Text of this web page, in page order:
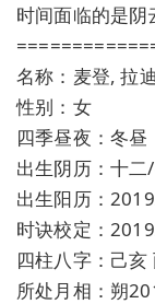
时间面临的是阴
名称：麦登, 拉
性别：女
四季昼夜：冬昼
出生阴历：十二
出生阳历：
时诀校定：
四柱八字：己亥
所处月相：朔